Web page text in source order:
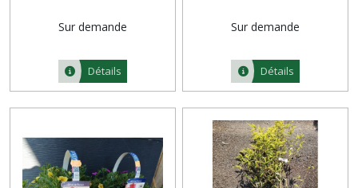
Sur demande
Détails
Sur demande
Détails